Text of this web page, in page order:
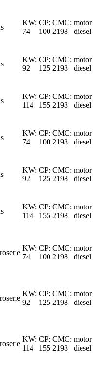
KW:
74
CP:
100
CMC:
2198
motor
diesel
KW:
92
CP:
125
CMC:
2198
motor
diesel
KW:
114
CP:
155
CMC:
2198
motor
diesel
KW:
74
CP:
100
CMC:
2198
motor
diesel
KW:
92
CP:
125
CMC:
2198
motor
diesel
KW:
114
CP:
155
CMC:
2198
motor
diesel
KW:
74
CP:
100
CMC:
2198
motor
diesel
KW:
92
CP:
125
CMC:
2198
motor
diesel
KW:
114
CP:
155
CMC:
2198
motor
diesel